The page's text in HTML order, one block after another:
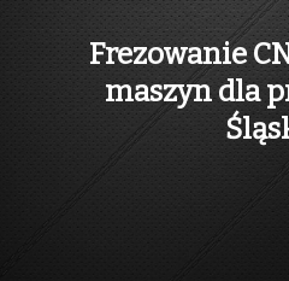
Frezowanie
maszyn dla